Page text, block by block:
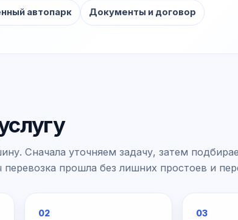
автопарк Документы и договор
Сначала уточняем задачу, затем
прошла без лишних простоев и
02 03